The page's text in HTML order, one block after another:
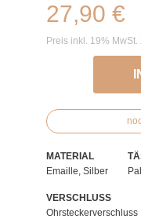
27,90 €
Preis inkl. 19% MwSt.
MATERIAL
Emaille, Silber
VERSCHLUSS
Ohrsteckerverschluss